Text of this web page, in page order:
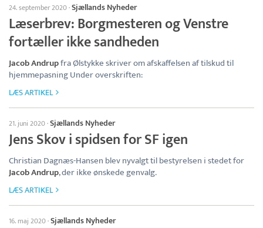
24. september 2020·Sjællands Nyheder
Læserbrev: Borgmesteren og Venstre
fortæller ikke sandheden
Jacob Andrupfra Ølstykke skriver om afskaffelsen af tilskud til
hjemmepasning Under overskriften:
LÆS ARTIKEL
21. juni 2020·Sjællands Nyheder
Jens Skov i spidsen for SF igen
Christian Dagnæs-Hansen blev nyvalgt til bestyrelsen i stedet for
Jacob Andrup, der ikke ønskede genvalg.
LÆS ARTIKEL
16. maj 2020·Sjællands Nyheder